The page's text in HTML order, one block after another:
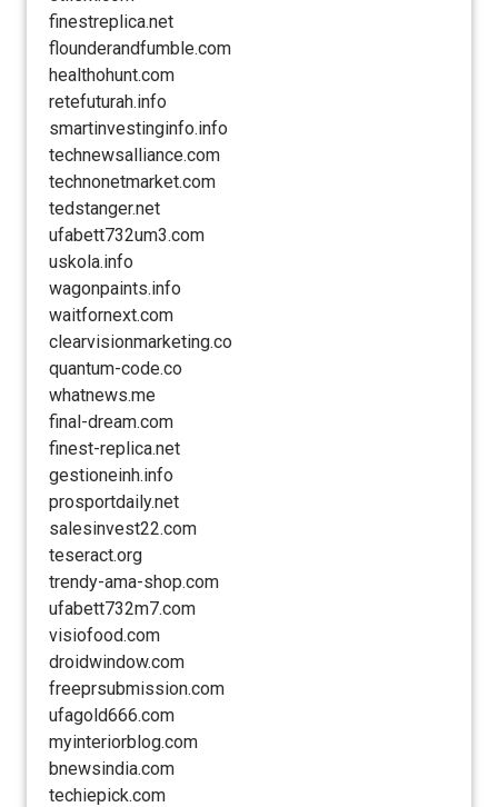
finestreplica.net
flounderandfumble.com
healthohunt.com
retefuturah.info
smartinvestinginfo.info
technewsalliance.com
technonetmarket.com
tedstanger.net
ufabett732um3.com
uskola.info
wagonpaints.info
waitfornext.com
clearvisionmarketing.co
quantum-code.co
whatnews.me
final-dream.com
finest-replica.net
gestioneinh.info
prosportdaily.net
salesinvest22.com
teseract.org
trendy-ama-shop.com
ufabett732m7.com
visiofood.com
droidwindow.com
freeprsubmission.com
ufagold666.com
myinteriorblog.com
bnewsindia.com
techiepick.com